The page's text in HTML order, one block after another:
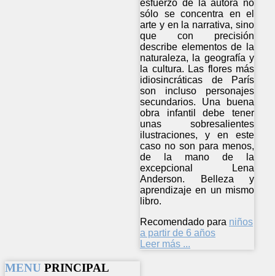
esfuerzo de la autora no
sólo se concentra en el
arte y en la narrativa, sino
que con precisión
describe elementos de la
naturaleza, la geografía y
la cultura. Las flores más
idiosincráticas de París
son incluso personajes
secundarios. Una buena
obra infantil debe tener
unas sobresalientes
ilustraciones, y en este
caso no son para menos,
de la mano de la
excepcional Lena
Anderson. Belleza y
aprendizaje en un mismo
libro.
Recomendado para niños
a partir de 6 años
Leer más ...
MENU PRINCIPAL